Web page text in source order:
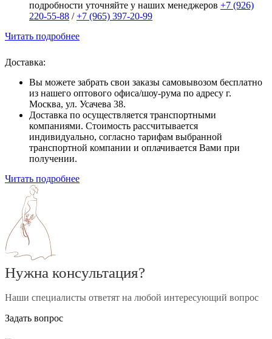
подробности уточняйте у наших менеджеров +7 (926)
220-55-88 /+7 (965) 397-20-99
Читать подробнее
Доставка:
Вы можете забрать свои заказы самовывозом бесплатно
из нашего оптового офиса/шоу-рума по адресу г.
Москва, ул. Усачева 38.
Доставка по осуществляется транспортными
компаниями. Стоимость рассчитывается
индивидуально, согласно тарифам выбранной
транспортной компании и оплачивается Вами при
получении.
Читать подробнее
Нужна консультация?
Наши специалисты ответят на любой интересующий вопрос
Задать вопрос